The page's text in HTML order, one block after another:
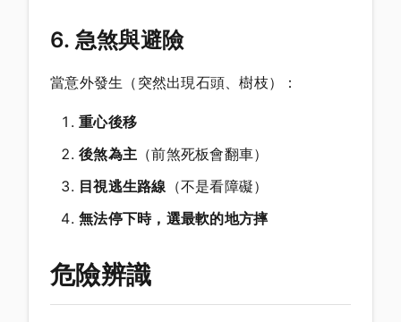
6. 急煞與避險
當意外發生（突然出現石頭、樹枝）：
重心後移
後煞為主 （前煞死板會翻車）
目視逃生路線 （不是看障礙）
無法停下時，選最軟的地方摔
危險辨識